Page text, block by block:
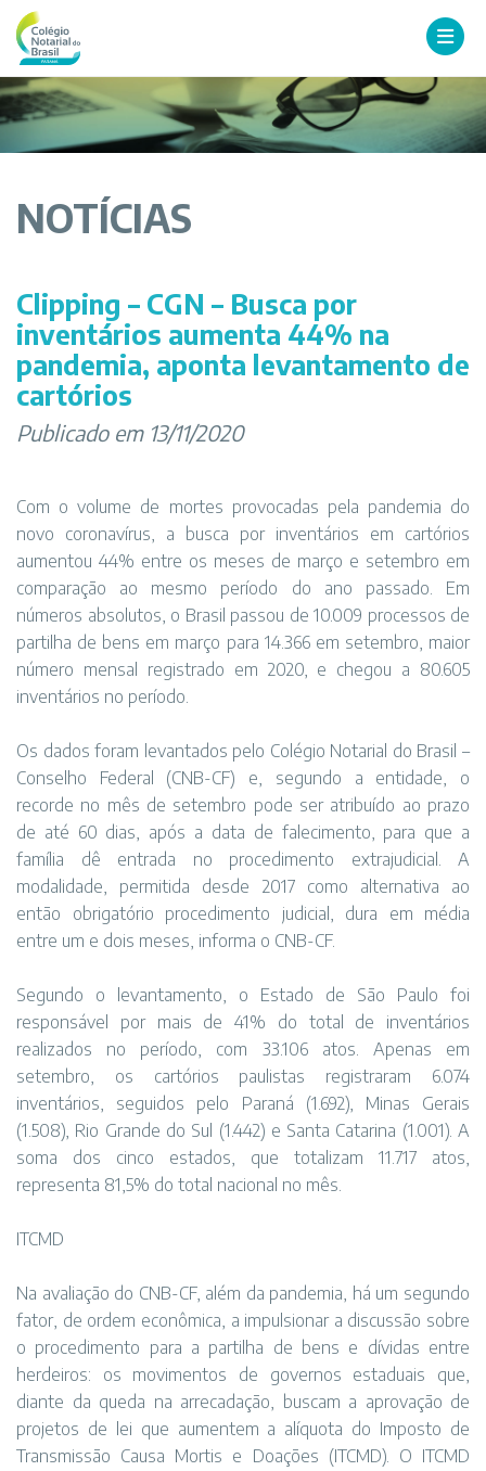
NOTÍCIAS
Clipping – CGN – Busca por
inventários aumenta 44% na
pandemia, aponta levantamento de
cartórios
Publicado em 13/11/2020
Com o volume de mortes provocadas pela pandemia do
novo coronavírus, a busca por inventários em cartórios
aumentou 44% entre os meses de março e setembro em
comparação ao mesmo período do ano passado. Em
números absolutos, o Brasil passou de 10.009 processos de
partilha de bens em março para 14.366 em setembro, maior
número mensal registrado em 2020, e chegou a 80.605
inventários no período.
Os dados foram levantados pelo Colégio Notarial do Brasil –
Conselho Federal (CNB-CF) e, segundo a entidade, o
recorde no mês de setembro pode ser atribuído ao prazo
de até 60 dias, após a data de falecimento, para que a
família dê entrada no procedimento extrajudicial. A
modalidade, permitida desde 2017 como alternativa ao
então obrigatório procedimento judicial, dura em média
entre um e dois meses, informa o CNB-CF.
Segundo o levantamento, o Estado de São Paulo foi
responsável por mais de 41% do total de inventários
realizados no período, com 33.106 atos. Apenas em
setembro, os cartórios paulistas registraram 6.074
inventários, seguidos pelo Paraná (1.692), Minas Gerais
(1.508), Rio Grande do Sul (1.442) e Santa Catarina (1.001). A
soma dos cinco estados, que totalizam 11.717 atos,
representa 81,5% do total nacional no mês.
ITCMD
Na avaliação do CNB-CF, além da pandemia, há um segundo
fator, de ordem econômica, a impulsionar a discussão sobre
o procedimento para a partilha de bens e dívidas entre
herdeiros: os movimentos de governos estaduais que,
diante da queda na arrecadação, buscam a aprovação de
projetos de lei que aumentem a alíquota do Imposto de
Transmissão Causa Mortis e Doações (ITCMD). O ITCMD